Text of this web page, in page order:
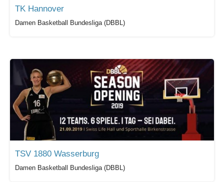
TK Hannover
Damen Basketball Bundesliga (DBBL)
TSV 1880 Wasserburg
Damen Basketball Bundesliga (DBBL)